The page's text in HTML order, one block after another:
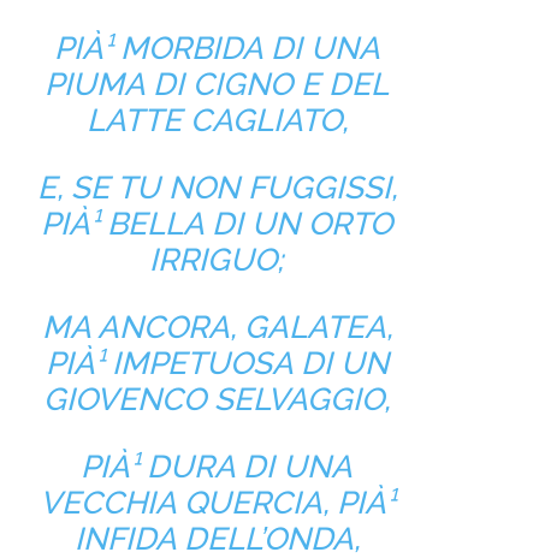
PIÀ¹ MORBIDA DI UNA
PIUMA DI CIGNO E DEL
LATTE CAGLIATO,
E, SE TU NON FUGGISSI,
PIÀ¹ BELLA DI UN ORTO
IRRIGUO;
MA ANCORA, GALATEA,
PIÀ¹ IMPETUOSA DI UN
GIOVENCO SELVAGGIO,
PIÀ¹ DURA DI UNA
VECCHIA QUERCIA, PIÀ¹
INFIDA DELL’ONDA,